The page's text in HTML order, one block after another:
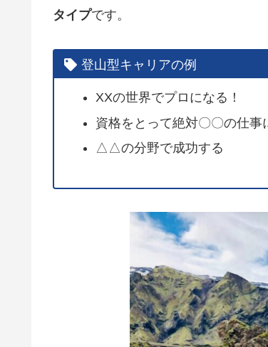
タイプです。
登山型キャリアの例
XXの世界でプロになる！
資格をとって絶対〇〇の仕事
△△の分野で成功する